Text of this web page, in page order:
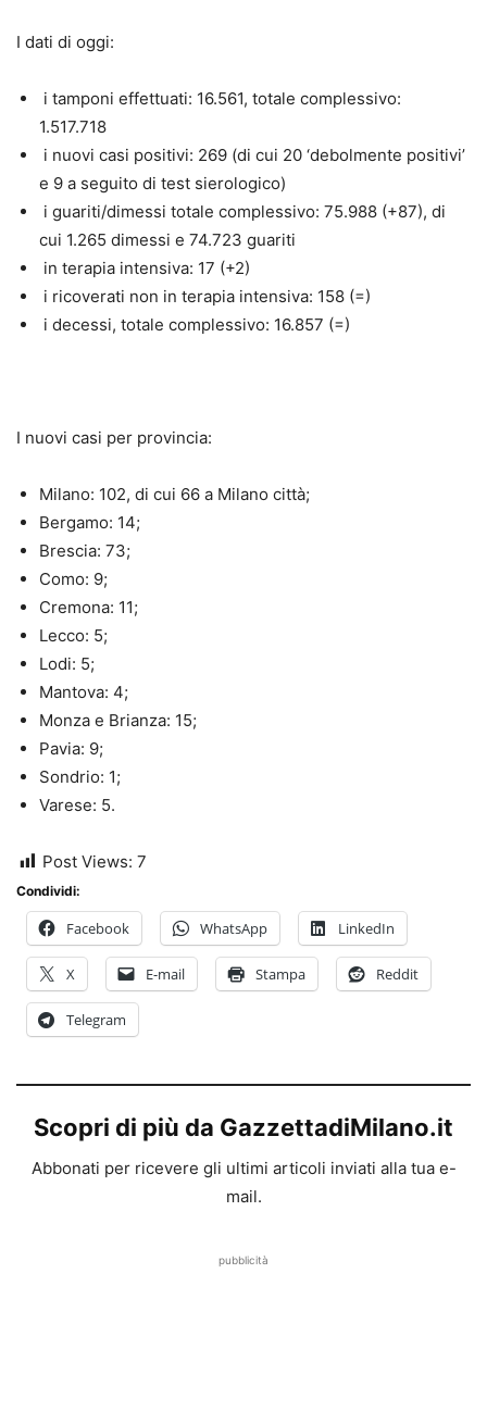
I dati di oggi:
i tamponi effettuati: 16.561, totale complessivo:
1.517.718
i nuovi casi positivi: 269 (di cui 20 ‘debolmente positivi’
e 9 a seguito di test sierologico)
i guariti/dimessi totale complessivo: 75.988 (+87), di
cui 1.265 dimessi e 74.723 guariti
in terapia intensiva: 17 (+2)
i ricoverati non in terapia intensiva: 158 (=)
i decessi, totale complessivo: 16.857 (=)
I nuovi casi per provincia:
Milano: 102, di cui 66 a Milano città;
Bergamo: 14;
Brescia: 73;
Como: 9;
Cremona: 11;
Lecco: 5;
Lodi: 5;
Mantova: 4;
Monza e Brianza: 15;
Pavia: 9;
Sondrio: 1;
Varese: 5.
Post Views: 7
Condividi:
Facebook WhatsApp LinkedIn
X E-mail Stampa Reddit
Telegram
Scopri di più da GazzettadiMilano.it
Abbonati per ricevere gli ultimi articoli inviati alla tua e-
mail.
pubblicità